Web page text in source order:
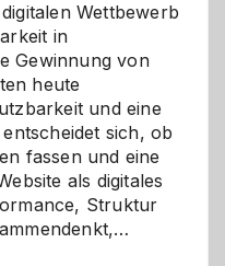
Wettbewerb
in
Gewinnung von
heute
und eine
sich, ob
fassen und eine
als digitales
Struktur